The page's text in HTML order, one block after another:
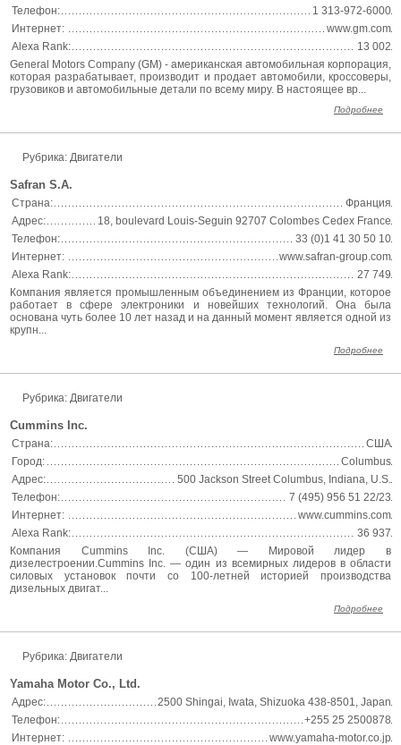
Телефон:
1 313-972-6000
Интернет:
www.gm.com
Alexa Rank:
13 002
General Motors Company (GM) - американская автомобильная корпорация,
которая разрабатывает, производит и продает автомобили, кроссоверы,
грузовиков и автомобильные детали по всему миру. В настоящее вр...
Подробнее
Рубрика: Двигатели
Safran S.A.
Страна:
Франция
Адрес:
18, boulevard Louis-Seguin 92707 Colombes Cedex France
Телефон:
33 (0)1 41 30 50 10
Интернет:
www.safran-group.com
Alexa Rank:
27 749
Компания является промышленным объединением из Франции, которое
работает в сфере электроники и новейших технологий. Она была
основана чуть более 10 лет назад и на данный момент является одной из
крупн...
Подробнее
Рубрика: Двигатели
Cummins Inc.
Страна:
США
Город:
Columbus
Адрес:
500 Jackson Street Columbus, Indiana, U.S.
Телефон:
7 (495) 956 51 22/23
Интернет:
www.cummins.com
Alexa Rank:
36 937
Компания Cummins Inc. (США) — Мировой лидер в
дизелестроении.Cummins Inc. — один из всемирных лидеров в области
силовых установок почти со 100-летней историей производства
дизельных двигат...
Подробнее
Рубрика: Двигатели
Yamaha Motor Co., Ltd.
Адрес:
2500 Shingai, Iwata, Shizuoka 438-8501, Japan
Телефон:
+255 25 2500878
Интернет:
www.yamaha-motor.co.jp